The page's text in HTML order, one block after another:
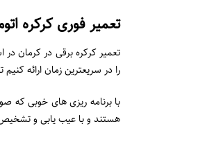
تعمیر فوری کرکره
تعمیر کرکره برقی در کرمان
را در سریعترین زمان ارائه
با برنامه ریزی های خوبی که
هستند و با عیب یابی و تشخیص